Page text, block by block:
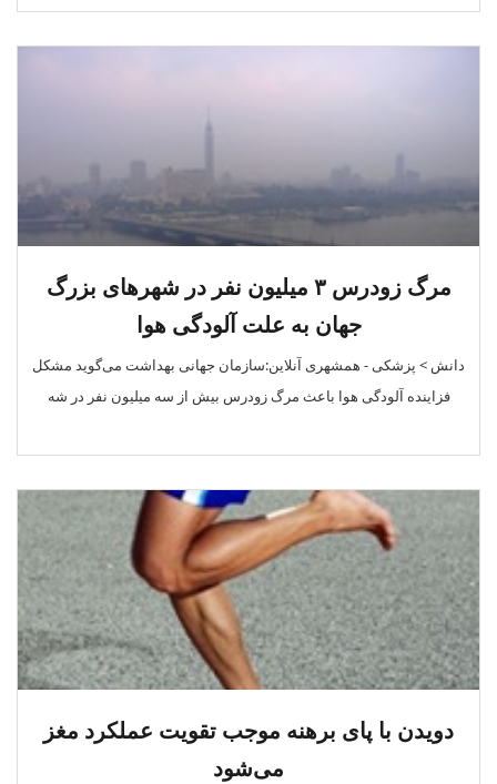
مرگ زودرس ۳ میلیون نفر در شهرهای بزرگ
جهان به علت آلودگی هوا
دانش > پزشکی - همشهری آنلاین:سازمان جهانی بهداشت می‌گوید مشکل
فزاینده آلودگی هوا باعث مرگ زودرس بیش از سه میلیون نفر در شه
دویدن با پای برهنه موجب تقویت عملکرد مغز
می‌شود